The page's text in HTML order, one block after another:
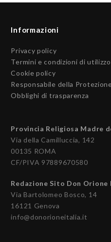
Informazioni
Privacy policy
Termini e condizioni di utilizzo
Cookie policy
Responsabile della
Obblighi di trasparenza
Provincia Religiosa Madre
Via della Camilluccia, 142
00135 ROMA
CF/PIVA 97889670580
Redazione Sito Don Orione
Via Bartolomeo Bosco, 14
16121 Genova
info@donorioneitalia.it